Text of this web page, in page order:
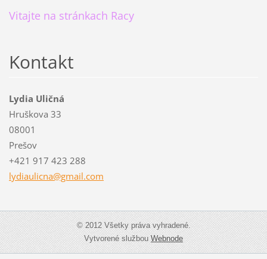
Vitajte na stránkach Racy
Kontakt
Lydia Uličná
Hruškova 33
08001
Prešov
+421 917 423 288
lydiaulicna@gmail.com
© 2012 Všetky práva vyhradené.
Vytvorené službouWebnode